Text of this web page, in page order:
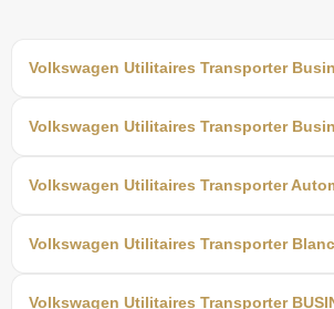
Volkswagen Utilitaires Transporter
Volkswagen Utilitaires Transporter
Volkswagen Utilitaires Transporter
Volkswagen Utilitaires Transporter Blanc
Volkswagen Utilitaires Transporter